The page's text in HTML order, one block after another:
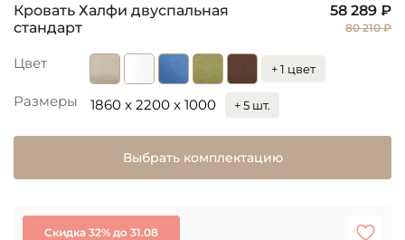
Кровать Халфи двуспальная
стандарт
58 289 ₽
80 210 ₽
Цвет + 1 цвет
Размеры 1860 x 2200 x 1000 + 5 шт.
Выбрать комплектацию
Скидка 32% до 31.08